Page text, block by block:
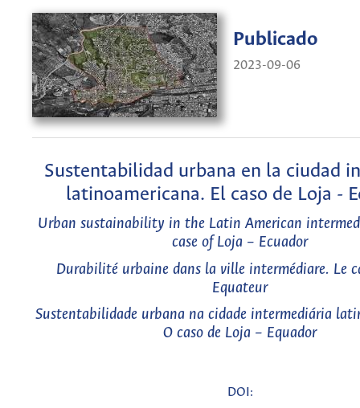
Publicado
2023-09-06
Sustentabilidad urbana en la ciudad
latinoamericana. El caso de Loja -
Urban sustainability in the Latin American
case of Loja – Ecuador
Durabilité urbaine dans la ville intermédiare. Le
Equateur
Sustentabilidade urbana na cidade intermediária
O caso de Loja – Equador
DOI: